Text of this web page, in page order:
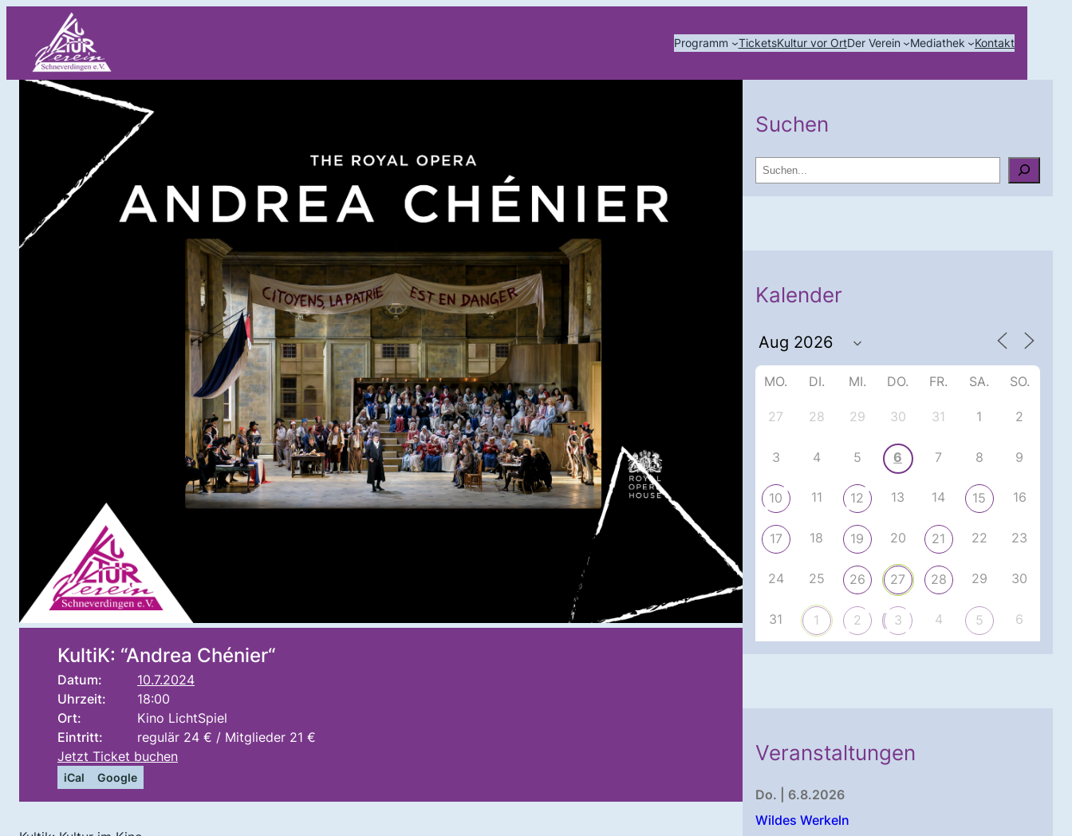
Programm TicketsKultur vor OrtDer Verein Mediathek Kontakt
KultiK: “Andrea Chénier“
Datum:
10.7.2024
Uhrzeit:
18:00
Ort:
Kino LichtSpiel
Eintritt:
regulär 24 € / Mitglieder 21 €
Jetzt Ticket buchen
iCal Google
Suchen
u
Kalender
MO. DI. MI. DO. FR. SA. SO.
27 28 29 30 31 1 2
3 4 5 6 7 8 9
10 11 12 13 14 15 16
17 18 19 20 21 22 23
24 25 26 27 28 29 30
31 1 2 3 4 5 6
Veranstaltungen
Do. | 6.8.2026
Wildes Werkeln